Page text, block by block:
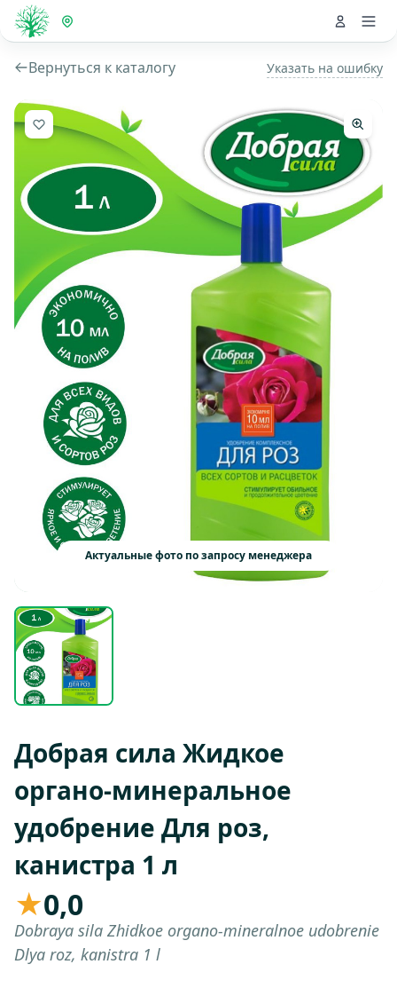
Вернуться к каталогу Указать на ошибку
Актуальные фото по запросу менеджера
Добрая сила Жидкое
органо-минеральное
удобрение Для роз,
канистра 1 л
★0,0
Dobraya sila Zhidkoe organo-mineralnoe udobrenie
Dlya roz, kanistra 1 l